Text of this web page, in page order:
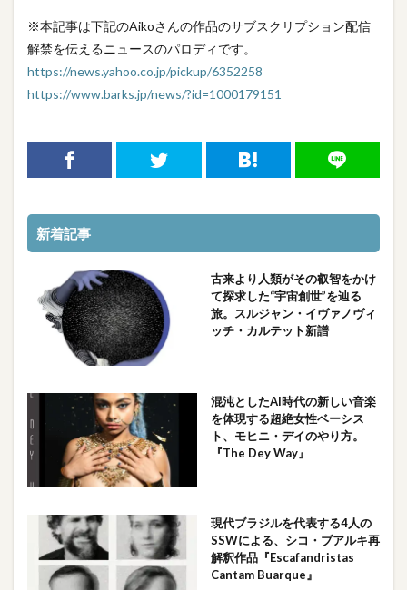
※本記事は下記のAikoさんの作品のサブスクリプション配信
解禁を伝えるニュースのパロディです。
https://news.yahoo.co.jp/pickup/6352258
https://www.barks.jp/news/?id=1000179151
新着記事
古来より人類がその叡智をかけ
て探求した“宇宙創世”を辿る
旅。スルジャン・イヴァノヴィ
ッチ・カルテット新譜
混沌としたAI時代の新しい音楽
を体現する超絶女性ベーシス
ト、モヒニ・デイのやり方。
『The Dey Way』
現代ブラジルを代表する4人の
SSWによる、シコ・ブアルキ再
解釈作品『Escafandristas
Cantam Buarque』